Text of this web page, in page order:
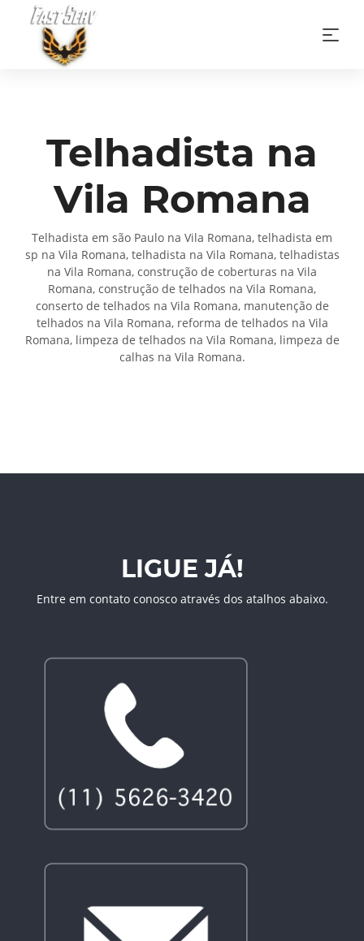
Telhadista na
Vila Romana
Telhadista em são Paulo na Vila Romana, telhadista em
sp na Vila Romana, telhadista na Vila Romana, telhadistas
na Vila Romana, construção de coberturas na Vila
Romana, construção de telhados na Vila Romana,
conserto de telhados na Vila Romana, manutenção de
telhados na Vila Romana, reforma de telhados na Vila
Romana, limpeza de telhados na Vila Romana, limpeza de
calhas na Vila Romana.
LIGUE JÁ!
Entre em contato conosco através dos atalhos abaixo.